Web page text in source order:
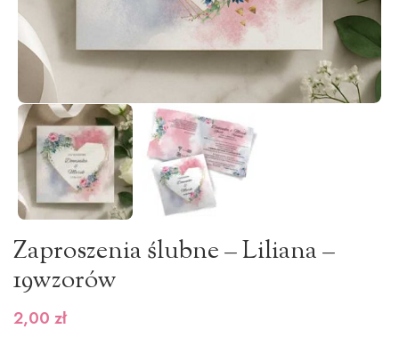
Zaproszenia ślubne – Liliana –
19wzorów
2,00 zł